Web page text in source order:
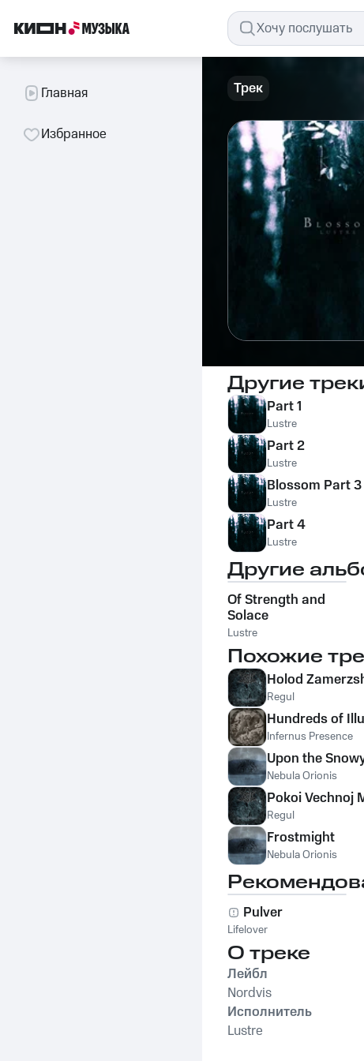
Главная
Избранное
Трек
Другие
Part 1
Lustre
Part 2
Lustre
Blossom Part 3
Lustre
Part 4
Lustre
Другие
Of Strength and
Solace
Lustre
Похожие
Holod
Regul
Hundreds of
Infernus Presence
Upon the
Nebula Orionis
Pokoi Vechnoj
Regul
Frostmight
Nebula Orionis
Pulver
Lifelover
О треке
Лейбл
Nordvis
Исполнитель
Lustre